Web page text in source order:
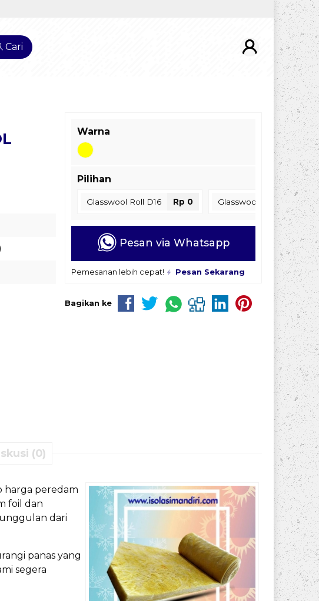
Cari
Warna
Pilihan
Glasswool Roll D16 Rp 0 Glasswool Roll D24
Pesan via Whatsapp
Pemesanan lebih cepat! Pesan Sekarang
Bagikan ke
(0)
harga peredam
foil dan
dari
panas yang
segera